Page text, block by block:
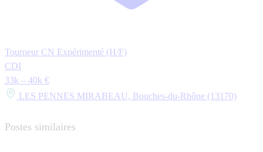
Tourneur CN Expérimenté (H/F)
CDI
33k – 40k €
LES PENNES MIRABEAU, Bouches-du-Rhône (13170)
Postes similaires